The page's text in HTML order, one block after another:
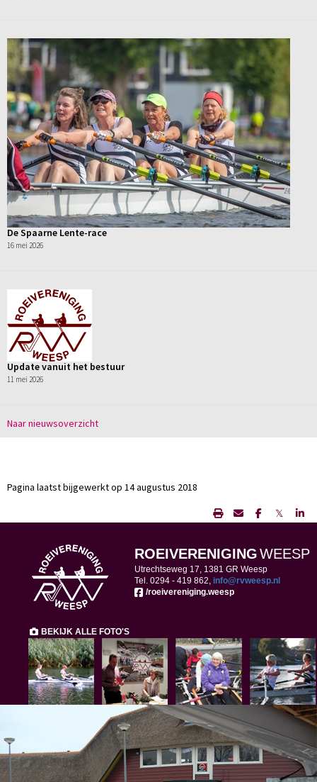
De Spaarne Lente-race
16 mei 2026
Update vanuit het bestuur
11 mei 2026
Naar nieuwsoverzicht
Pagina laatst bijgewerkt op 14 augustus 2018
𝕏
ROEIVERENIGINGWEESP
Utrechtseweg 17, 1381 GR Weesp
Tel. 0294 - 419 862, ofni@rvweesp.nl
/roeivereniging.weesp
BEKIJK ALLE FOTO'S